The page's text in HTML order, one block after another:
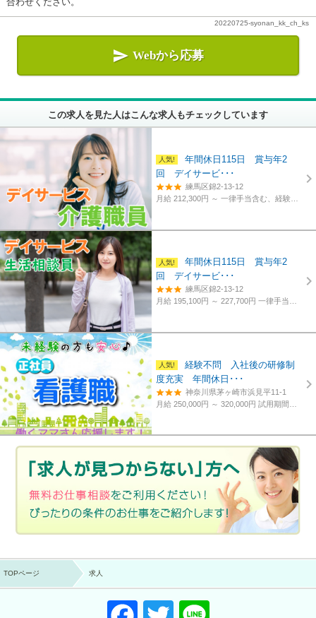
20220725-syonan_kk_ch_ks
 Webから応募
この求人を見た人はこんな求人もチェックしています
年間休日115日 賞与年2
回 デイサービ･･･
練馬区錦2-13-12
月給 212,300円 ～一律手当含む、経験・資格考慮
年間休日115日 賞与年2
回 デイサービ･･･
練馬区錦2-13-12
月給 195,100円 ～ 227,700円一律手当含む、経験・資格考慮
経験不問 入社後の研修制
度充実 年間休日･･･
神奈川県茅ヶ崎市浜見平11-1
月給 250,000円 ～ 320,000円試用期間あり。3カ月～4カ月。
TOPページ 求人
F T